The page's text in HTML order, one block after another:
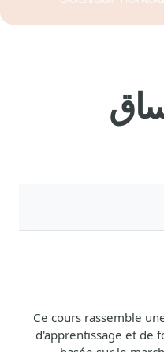
Ce cours rassemble
d'apprentissage et de